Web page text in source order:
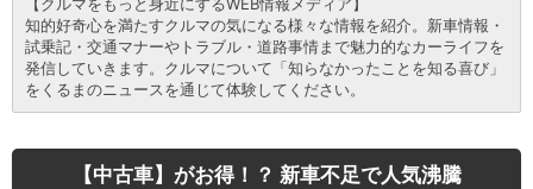
知的好奇心を満たすクルマの気になる様々な情報を紹介。新車情報・
試乗記・交通マナーやトラブル・道路事情まで魅力的なカーライフを
発信していきます。クルマについて「知らなかったことを知る喜び」
をくるまのニュースを通じて体験してください。
【中古車】がお得！？ 新車不足で人気沸騰